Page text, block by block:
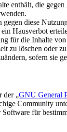
enthält, die
diese
Hausverbot
für die Inhalte
zu löschen oder zu
sofern sie
der „GNU General
Community
für